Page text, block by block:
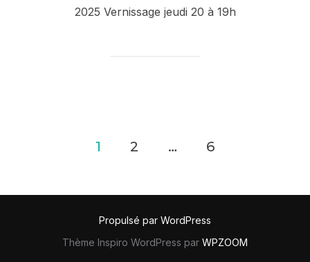
2025 Vernissage jeudi 20 à 19h
Navigation
1 2 … 6
Propulsé par WordPress
Thème Inspiro WordPress par WPZOOM